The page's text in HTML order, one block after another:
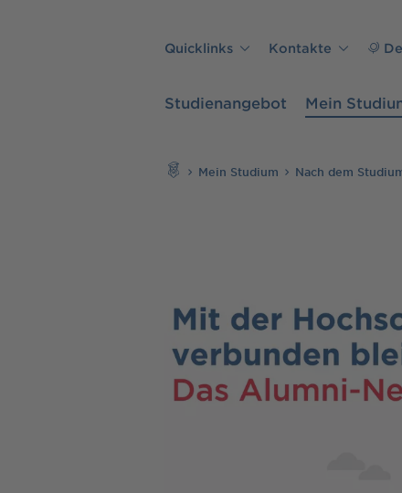
Studienangebot Mein
Quicklinks Kontakte
Mein Studium Nach dem